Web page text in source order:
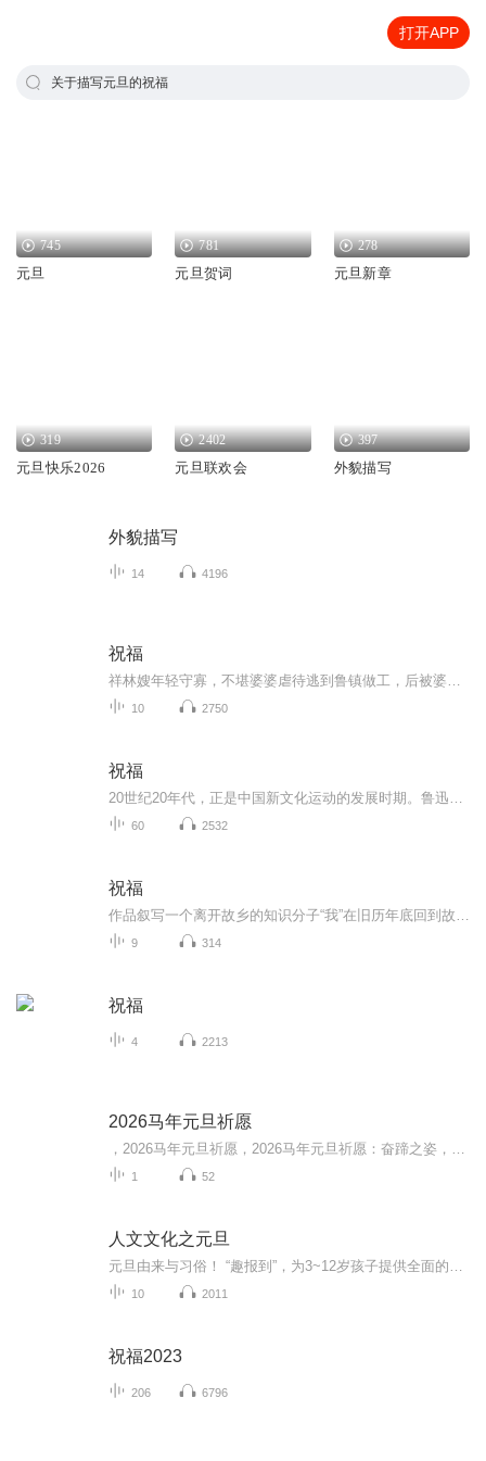
打开APP
关于描写元旦的祝福
745
元旦
781
元旦贺词
278
元旦新章
319
元旦快乐2026
2402
元旦联欢会
397
外貌描写
外貌描写
14 4196
祝福
10 2750
祝福
60 2532
祝福
9 314
祝福
4 2213
2026马年元旦祈愿
1 52
人文文化之元旦
10 2011
祝福2023
206 6796